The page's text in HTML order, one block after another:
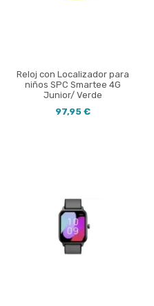
Reloj con Localizador para
niños SPC Smartee 4G
Junior/ Verde
97,95 €